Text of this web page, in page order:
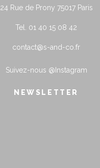
24 Rue de Prony 75017 Paris
Tel. 01 40 15 08 42
contact@s-and-co.fr
Suivez-nous @Instagram
NEWSLETTER